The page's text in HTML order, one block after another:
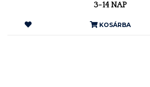
3-14 NAP
KOSÁRBA